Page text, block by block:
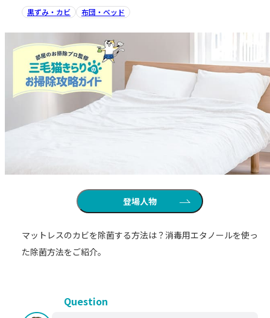
黒ずみ・カビ 布団・ベッド
登場人物
マットレスのカビを除菌する方法は？消毒用エタノールを使っ
た除菌方法をご紹介。
Question